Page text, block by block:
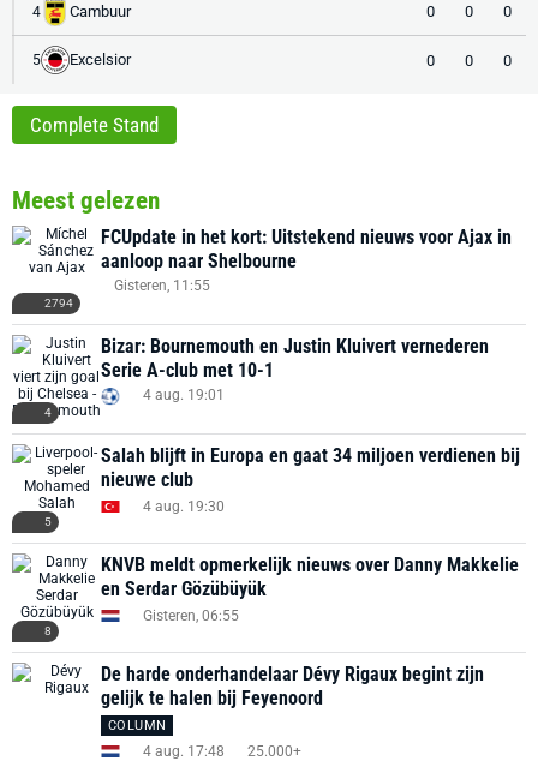
4 Cambuur 0 0 0
5 Excelsior 0 0 0
Complete Stand
Meest gelezen
2794
FCUpdate in het kort: Uitstekend nieuws voor Ajax in
aanloop naar Shelbourne
Gisteren, 11:55
4
Bizar: Bournemouth en Justin Kluivert vernederen
Serie A-club met 10-1
4 aug. 19:01
5
Salah blijft in Europa en gaat 34 miljoen verdienen bij
nieuwe club
4 aug. 19:30
8
KNVB meldt opmerkelijk nieuws over Danny Makkelie
en Serdar Gözübüyük
Gisteren, 06:55
De harde onderhandelaar Dévy Rigaux begint zijn
gelijk te halen bij Feyenoord
COLUMN
4 aug. 17:48 25.000+